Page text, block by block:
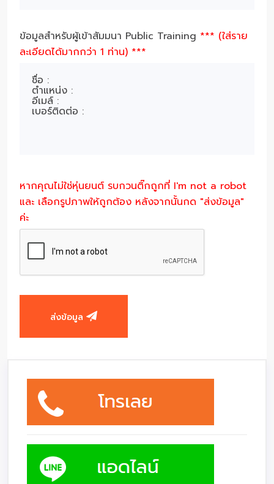
ข้อมูลสำหรับผู้เข้าสัมมนา Public Training *** (ใส่ราย
ละเอียดได้มากกว่า 1 ท่าน) ***
หากคุณไม่ใช่หุ่นยนต์ รบกวนติ๊กถูกที่ I'm not a robot
และ เลือกรูปภาพให้ถูกต้อง หลังจากนั้นกด "ส่งข้อมูล"
ค่ะ
ส่งข้อมูล